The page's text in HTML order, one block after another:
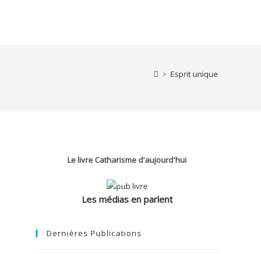
> Esprit unique
Le livre Catharisme d'aujourd'hui
Les médias en parlent
Dernières Publications